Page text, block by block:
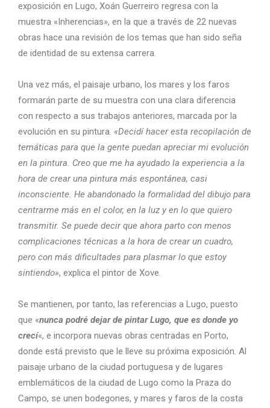
exposición en Lugo, Xoán Guerreiro regresa con la
muestra «Inherencias», en la que a través de 22 nuevas
obras hace una revisión de los temas que han sido seña
de identidad de su extensa carrera.
Una vez más, el paisaje urbano, los mares y los faros
formarán parte de su muestra con una clara diferencia
con respecto a sus trabajos anteriores, marcada por la
evolución en su pintura. «Decidí hacer esta recopilación de
temáticas para que la gente puedan apreciar mi evolución
en la pintura. Creo que me ha ayudado la experiencia a la
hora de crear una pintura más espontánea, casi
inconsciente. He abandonado la formalidad del dibujo para
centrarme más en el color, en la luz y en lo que quiero
transmitir. Se puede decir que ahora parto con menos
complicaciones técnicas a la hora de crear un cuadro,
pero con más dificultades para plasmar lo que estoy
sintiendo», explica el pintor de Xove.
Se mantienen, por tanto, las referencias a Lugo, puesto
que «nunca podré dejar de pintar Lugo, que es donde yo
crecí«, e incorpora nuevas obras centradas en Porto,
donde está previsto que le lleve su próxima exposición. Al
paisaje urbano de la ciudad portuguesa y de lugares
emblemáticos de la ciudad de Lugo como la Praza do
Campo, se unen bodegones, y mares y faros de la costa